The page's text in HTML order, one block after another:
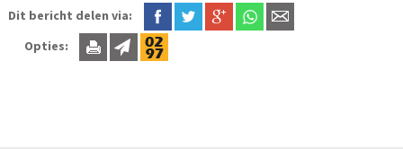
Dit bericht delen via:
Opties: